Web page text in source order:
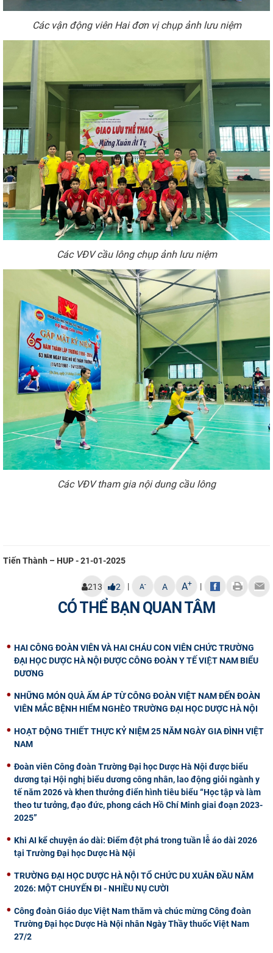
Cácvận động viên Hai đơnvịchụp ảnh lưu niệm
Các VĐV cầu lông chụp ảnh lưu niệm
Các VĐV tham gia nội dung cầu lông
Tiến Thành – HUP - 21-01-2025
213 2 | A- A A+ |
CÓ THỂ BẠN QUAN TÂM
HAI CÔNG ĐOÀN VIÊN VÀ HAI CHÁU CON VIÊN CHỨC TRƯỜNG
ĐẠI HỌC DƯỢC HÀ NỘI ĐƯỢC CÔNG ĐOÀN Y TẾ VIỆT NAM BIỂU
DƯƠNG
NHỮNG MÓN QUÀ ẤM ÁP TỪ CÔNG ĐOÀN VIỆT NAM ĐẾN ĐOÀN
VIÊN MẮC BỆNH HIỂM NGHÈO TRƯỜNG ĐẠI HỌC DƯỢC HÀ NỘI
HOẠT ĐỘNG THIẾT THỰC KỶ NIỆM 25 NĂM NGÀY GIA ĐÌNH VIỆT
NAM
Đoàn viên Công đoàn Trường Đại học Dược Hà Nội được biểu
dương tại Hội nghị biểu dương công nhân, lao động giỏi ngành y
tế năm 2026 và khen thưởng điển hình tiêu biểu “Học tập và làm
theo tư tưởng, đạo đức, phong cách Hồ Chí Minh giai đoạn 2023-
2025”
Khi AI kể chuyện áo dài: Điểm đột phá trong tuần lễ áo dài 2026
tại Trường Đại học Dược Hà Nội
TRƯỜNG ĐẠI HỌC DƯỢC HÀ NỘI TỔ CHỨC DU XUÂN ĐẦU NĂM
2026: MỘT CHUYẾN ĐI - NHIỀU NỤ CƯỜI
Công đoàn Giáo dục Việt Nam thăm và chúc mừng Công đoàn
Trường Đại học Dược Hà Nội nhân Ngày Thầy thuốc Việt Nam
27/2